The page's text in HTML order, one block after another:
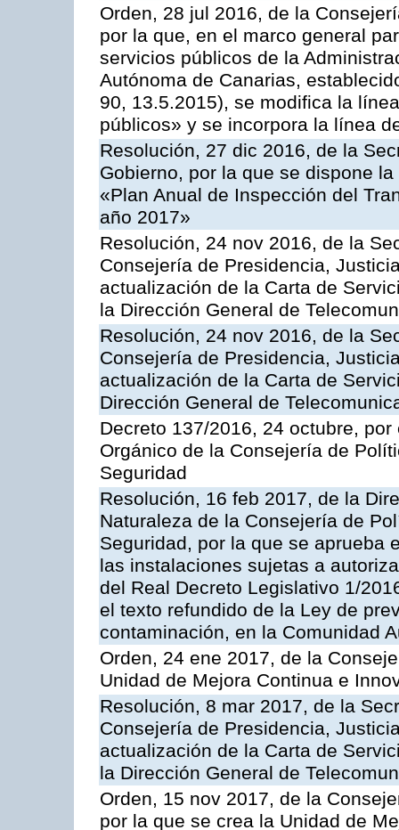
Orden, 28 jul 2016, de la
por la que, en el marco general
servicios públicos de la
Autónoma de Canarias,
90, 13.5.2015), se modifica la
públicos» y se incorpora la línea
Resolución, 27 dic 2016, de la
Gobierno, por la que se dispone
«Plan Anual de Inspección del
año 2017»
Resolución, 24 nov 2016, de la
Consejería de Presidencia,
actualización de la Carta de
la Dirección General de
Resolución, 24 nov 2016, de la
Consejería de Presidencia,
actualización de la Carta de
Dirección General de
Decreto 137/2016, 24 octubre,
Orgánico de la Consejería de
Seguridad
Resolución, 16 feb 2017, de la
Naturaleza de la Consejería de
Seguridad, por la que se aprueba
las instalaciones sujetas a
del Real Decreto Legislativo 1/
el texto refundido de la Ley de
contaminación, en la Comunidad
Orden, 24 ene 2017, de la
Unidad de Mejora Continua e
Resolución, 8 mar 2017, de la
Consejería de Presidencia,
actualización de la Carta de
la Dirección General de
Orden, 15 nov 2017, de la
por la que se crea la Unidad de